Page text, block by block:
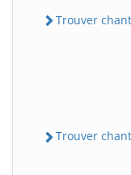
Trouver
Trouver